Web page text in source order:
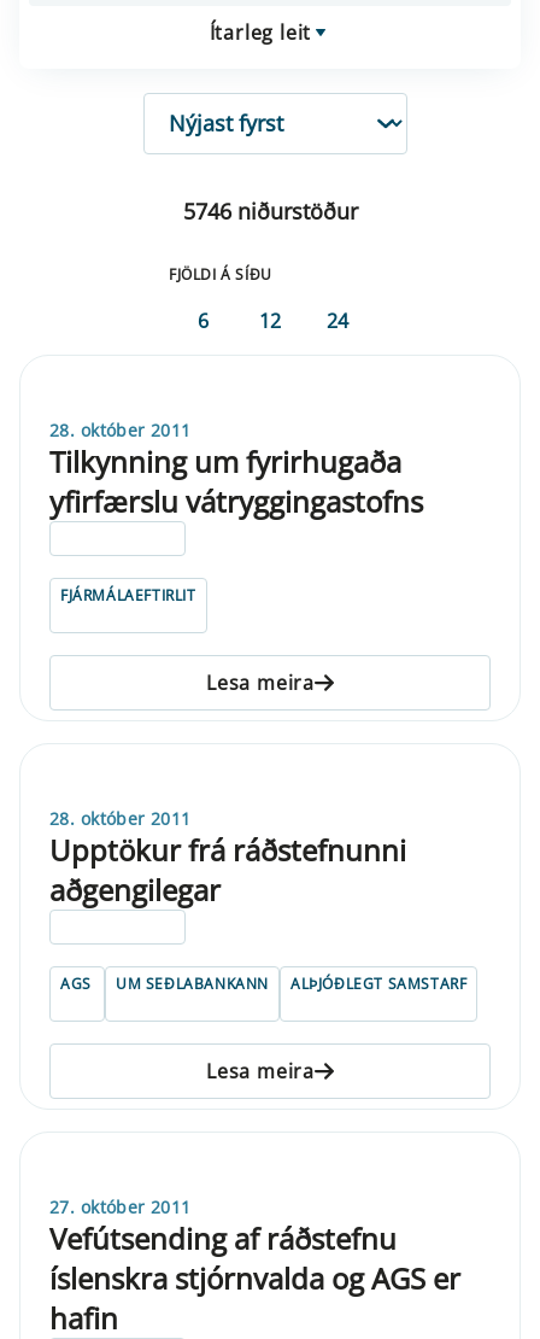
Ítarleg leit
RÖÐUN
5746 niðurstöður
FJÖLDI Á SÍÐU
6 12 24
28. október 2011
Tilkynning um fyrirhugaða
yfirfærslu vátryggingastofns
FJÁRMÁLAEFTIRLIT
Lesa meira
28. október 2011
Upptökur frá ráðstefnunni
aðgengilegar
AGS UM SEÐLABANKANN ALÞJÓÐLEGT SAMSTARF
Lesa meira
27. október 2011
Vefútsending af ráðstefnu
íslenskra stjórnvalda og AGS er
hafin